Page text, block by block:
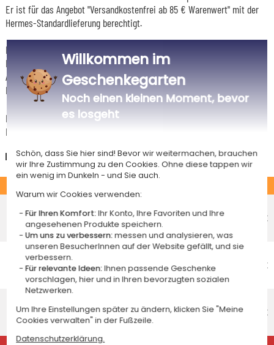
Er ist für das Angebot "Versandkostenfrei ab 85 € Warenwert" mit der
Hermes-Standardlieferung berechtigt.
Für jede Bestellung unter 85 € gelten die unten aufgeführten
Lieferkosten für den Kauf dieses Artikels.
Artikel, die in unserem Atelier personalisiert werden (etwa 95% unserer
Produkte), sind mit dem Logo
Das Voraussichtliche Lieferdatum ist nur bei einer Zahlung per PayPal,
Kreditkarte oder Sofortüberweisung gültig.
Deutschland
Voraussichtliches Lieferdatum
Mittwoch 12 August 2026
4,95 €
Economy-Versand nach Hause
Voraussichtliches Lieferdatum
Freitag 14 August 2026
4,95 €
Voraussichtliches Lieferdatum
Montag 10 August 2026
8,95 €
Willkommen im
Geschenkegarten
Noch einen kleinen Moment, bevor
es losgeht
Schön, dass Sie hier sind! Bevor wir weitermachen, brauchen
wir Ihre Zustimmung zu den Cookies. Ohne diese tappen wir
ein wenig im Dunkeln - und Sie auch.
Warum wir Cookies verwenden:
Für Ihren Komfort:Ihr Konto, Ihre Favoriten und Ihre
angesehenen Produkte speichern.
Um uns zu verbessern:messen und analysieren, was
unseren BesucherInnen auf der Website gefällt, und sie
verbessern.
Für relevante Ideen:Ihnen passende Geschenke
vorschlagen, hier und in Ihren bevorzugten sozialen
Netzwerken.
Um Ihre Einstellungen später zu ändern, klicken Sie "Meine
Cookies verwalten" in der Fußzeile.
Datenschutzerklärung.